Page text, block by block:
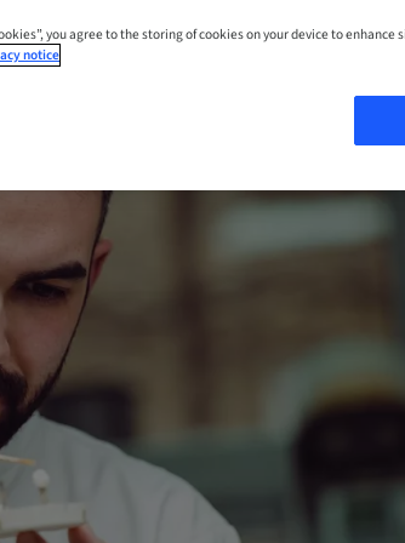
you agree to the storing of cookies on your device to
notice